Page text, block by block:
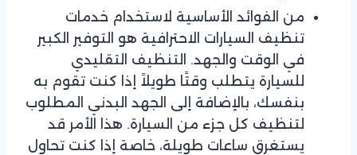
من الفوائد الأساسية لاستخدام خدمات
تنظيف السيارات الاحترافية هو التوفير الكبير
في الوقت والجهد. التنظيف التقليدي
للسيارة يتطلب وقتًا طويلاً إذا كنت تقوم به
بنفسك، بالإضافة إلى الجهد البدني المطلوب
لتنظيف كل جزء من السيارة. هذا الأمر قد
يستغرق ساعات طويلة، خاصة إذا كنت تحاول